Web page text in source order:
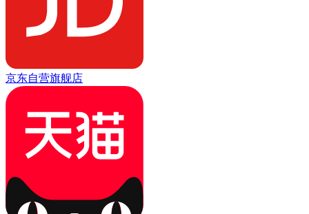
京东自营旗舰店